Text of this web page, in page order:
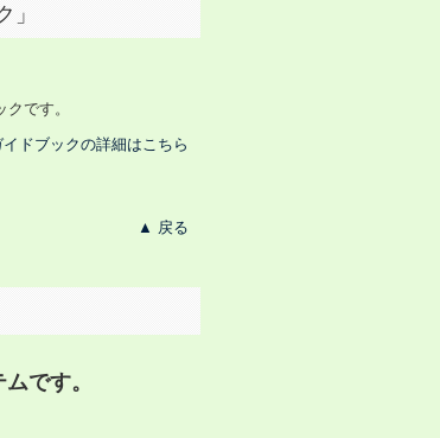
です。
ドブックの詳細はこちら
▲ 戻る
です。